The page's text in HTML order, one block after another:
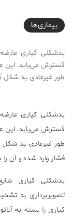
27T05:09:42+04:30
بیماری‌ها
بدشکلی کیاری
گسترش می‌یابد. این
طور غیرعادی بد شکل
بدشکلی کیاری
گسترش می‌یابد. این
طور غیرعادی بد
فشار وارد شده و آن
بدشکلی کیاری
تصویربرداری به
کیاری را بسته به